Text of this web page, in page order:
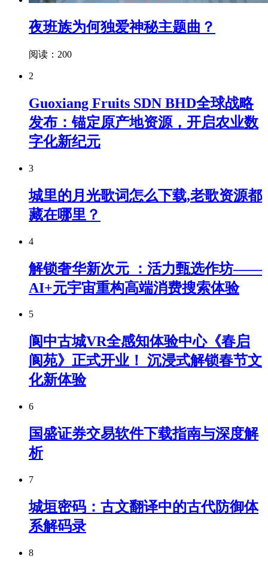
夜班族为何独爱神秘主题曲？
阅读：200
2
Guoxiang Fruits SDN BHD全球战略
发布：锚定原产地资源，开启农业数
字化新纪元
3
城里的月光歌词怎么下载,老歌资源都
藏在哪里？
4
解锁奢华新次元 ：活力甄选作坊——
AI+元宇宙重构高端消费搜索体验
5
阆中古城VR全感知体验中心《春启
阆苑》正式开业！ 沉浸式解锁春节文
化新体验
6
国盛证券交易软件下载指南与深度解
析
7
城垣密码：古文翻译中的古代防御体
系解码录
8